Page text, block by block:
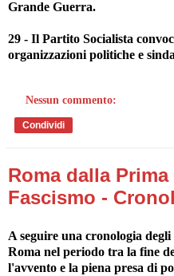
Grande Guerra.
29 - Il Partito Socialista
organizzazioni politiche e
Nessun commento:
Condividi
Roma dalla
Fascismo -
A seguire una cronologia
Roma nel periodo tra la fine
l'avvento e la piena presa di